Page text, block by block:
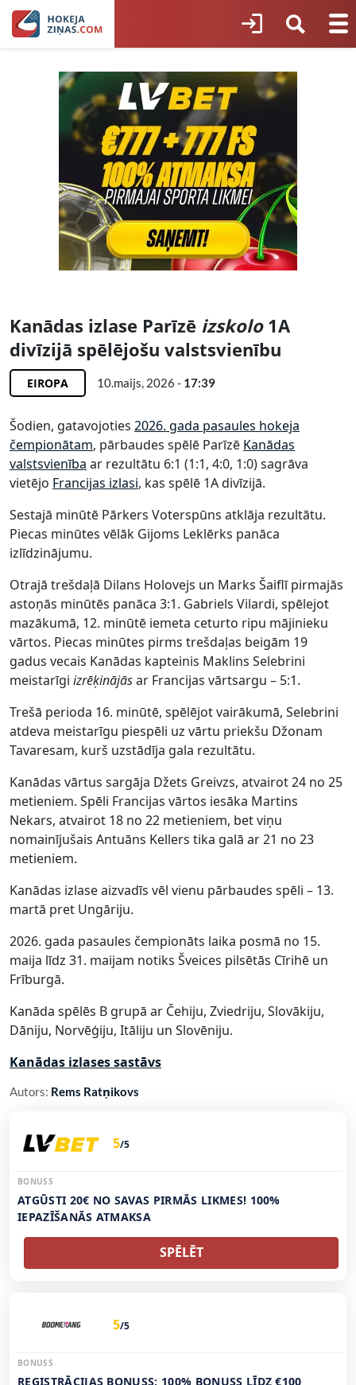
Kanādas izlase Parīzē izskolo1A
divīzijā spēlējošu valstsvienību
EIROPA 10.maijs, 2026 - 17:39
Šodien, gatavojoties 2026. gada pasaules hokeja
čempionātam, pārbaudes spēlē Parīzē Kanādas
valstsvienība ar rezultātu 6:1 (1:1, 4:0, 1:0) sagrāva
vietējo Francijas izlasi, kas spēlē 1A divīzijā.
Sestajā minūtē Pārkers Voterspūns atklāja rezultātu.
Piecas minūtes vēlāk Gijoms Leklērks panāca
izlīdzinājumu.
Otrajā trešdaļā Dilans Holovejs un Marks Šaiflī pirmajās
astoņās minūtēs panāca 3:1. Gabriels Vilardi, spēlejot
mazākumā, 12. minūtē iemeta ceturto ripu mājinieku
vārtos. Piecas minūtes pirms trešdaļas beigām 19
gadus vecais Kanādas kapteinis Maklins Selebrini
meistarīgi izrēķinājāsar Francijas vārtsargu – 5:1.
Trešā perioda 16. minūtē, spēlējot vairākumā, Selebrini
atdeva meistarīgu piespēli uz vārtu priekšu Džonam
Tavaresam, kurš uzstādīja gala rezultātu.
Kanādas vārtus sargāja Džets Greivzs, atvairot 24 no 25
metieniem. Spēli Francijas vārtos iesāka Martins
Nekars, atvairot 18 no 22 metieniem, bet viņu
nomainījušais Antuāns Kellers tika galā ar 21 no 23
metieniem.
Kanādas izlase aizvadīs vēl vienu pārbaudes spēli – 13.
martā pret Ungāriju.
2026. gada pasaules čempionāts laika posmā no 15.
maija līdz 31. maijam notiks Šveices pilsētās Cīrihē un
Frīburgā.
Kanāda spēlēs B grupā ar Čehiju, Zviedriju, Slovākiju,
Dāniju, Norvēģiju, Itāliju un Slovēniju.
Kanādas izlases sastāvs
Autors: Rems Ratņikovs
5/5
BONUSS
ATGŪSTI 20€ NO SAVAS PIRMĀS LIKMES! 100%
IEPAZĪŠANĀS ATMAKSA
SPĒLĒT
5/5
BONUSS
REĢISTRĀCIJAS BONUSS: 100% BONUSS LĪDZ €100